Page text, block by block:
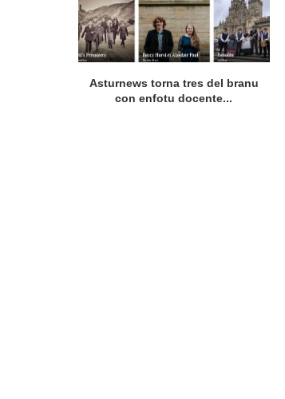
Asturnews torna tres del branu
con enfotu docente...